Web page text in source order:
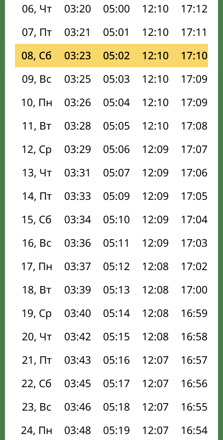
06, Чт
03:20 05:00 12:10 17:12
07, Пт
03:21 05:01 12:10 17:11
08, Сб
03:23 05:02 12:10 17:10
09, Вс
03:25 05:03 12:10 17:09
10, Пн
03:26 05:04 12:10 17:09
11, Вт
03:28 05:05 12:10 17:08
12, Ср
03:29 05:06 12:09 17:07
13, Чт
03:31 05:07 12:09 17:06
14, Пт
03:33 05:09 12:09 17:05
15, Сб
03:34 05:10 12:09 17:04
16, Вс
03:36 05:11 12:09 17:03
17, Пн
03:37 05:12 12:08 17:02
18, Вт
03:39 05:13 12:08 17:00
19, Ср
03:40 05:14 12:08 16:59
20, Чт
03:42 05:15 12:08 16:58
21, Пт
03:43 05:16 12:07 16:57
22, Сб
03:45 05:17 12:07 16:56
23, Вс
03:46 05:18 12:07 16:55
24, Пн
03:48 05:19 12:07 16:54